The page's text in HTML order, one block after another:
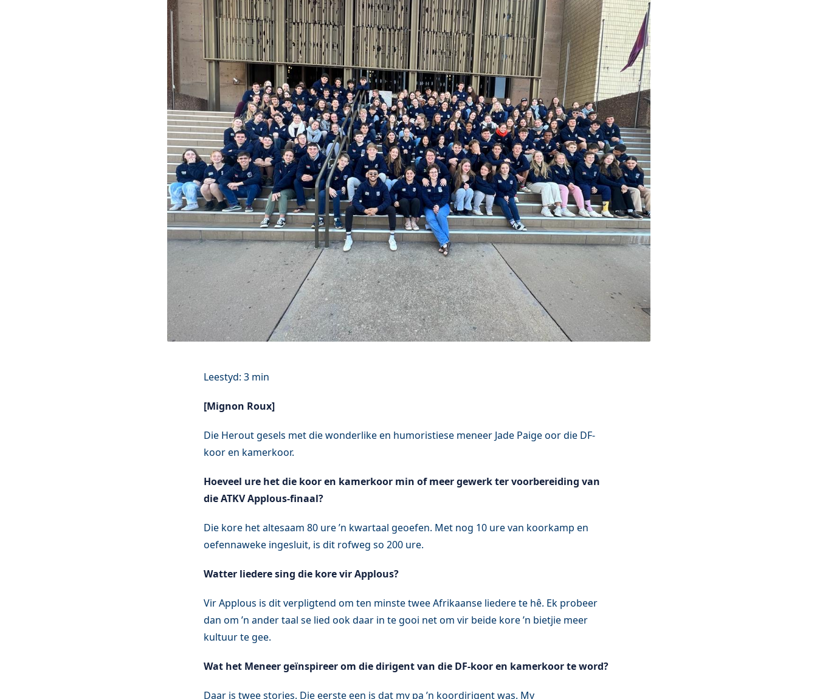
[Mignon Roux]
Die Herout gesels met die wonderlike en humoristiese meneer Jade Paige oor die DF-
koor en kamerkoor.
Hoeveel ure het die koor en kamerkoor min of meer gewerk ter voorbereiding van
die ATKV Applous-finaal?
Die kore het altesaam 80 ure ’n kwartaal geoefen. Met nog 10 ure van koorkamp en
oefennaweke ingesluit, is dit rofweg so 200 ure.
Watter liedere sing die kore vir Applous?
Vir Applous is dit verpligtend om ten minste twee Afrikaanse liedere te hê. Ek probeer
dan om ’n ander taal se lied ook daar in te gooi net om vir beide kore ’n bietjie meer
kultuur te gee.
Wat het Meneer geïnspireer om die dirigent van die DF-koor en kamerkoor te word?
Daar is twee stories. Die eerste een is dat my pa ’n koordirigent was. My